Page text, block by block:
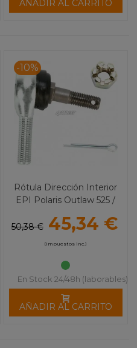
AÑADIR AL CARRITO
-10%
Rótula Dirección Interior
EPI Polaris Outlaw 525 /
50,38 € 45,34 €
(impuestos inc.)
En Stock 24/48h (laborables)
AÑADIR AL CARRITO